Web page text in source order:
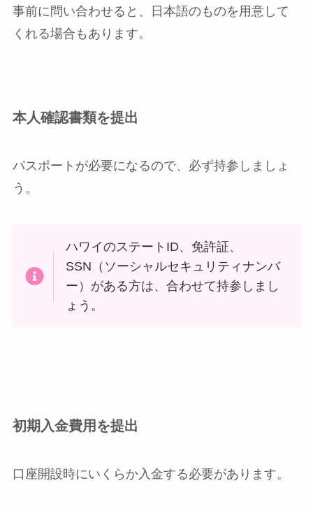
事前に問い合わせると、日本語のものを用意して
くれる場合もあります。
本人確認書類を提出
パスポートが必要になるので、必ず持参しましょ
う。
ハワイのステートID、免許証、
SSN（ソーシャルセキュリティナンバ
ー）がある方は、合わせて持参しまし
ょう。
初期入金費用を提出
口座開設時にいくらか入金する必要があります。